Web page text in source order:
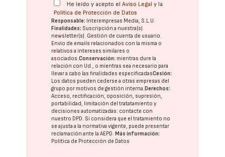
He leído y acepto elAviso Legal y la
Política de Protección de Datos
Responsable: Interempresas Media, S.L.U.
Finalidades: Suscripción a nuestra(s)
newsletter(s). Gestión de cuenta de usuario.
Envío de emails relacionados con la misma o
relativos a intereses similares o
asociados.Conservación: mientras dure la
relación con Ud., o mientras sea necesario para
llevar a cabo las finalidades especificadasCesión:
Los datos pueden cederse a otras empresas del
grupo por motivos de gestión interna. Derechos:
Acceso, rectificación, oposición, supresión,
portabilidad, limitación del tratatamiento y
decisiones automatizadas: contacte con
nuestro DPD. Si considera que el tratamiento no
se ajusta a la normativa vigente, puede presentar
reclamación ante laAEPD. Más información:
Política de Protección de Datos